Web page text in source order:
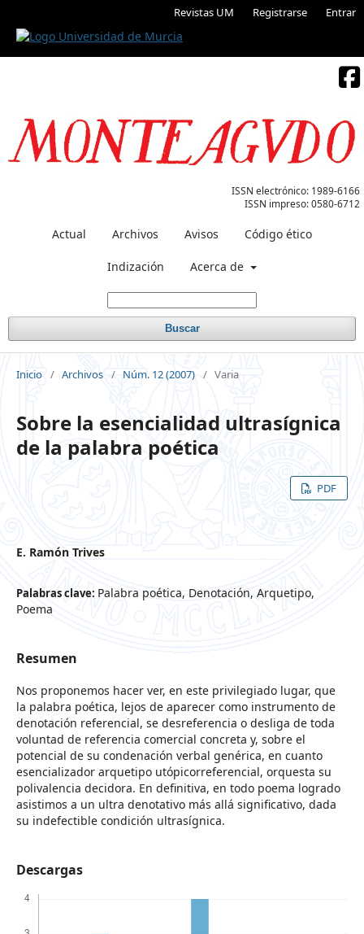
Revistas UM Registrarse Entrar
ISSN electrónico: 1989-6166
ISSN impreso:0580-6712
Actual Archivos Avisos Código ético
Indización Acerca de
Buscar
Inicio / Archivos / Núm. 12 (2007) / Varia
Sobre la esencialidad ultrasígnica
de la palabra poética
PDF
E. Ramón Trives
Palabras clave: Palabra poética, Denotación, Arquetipo,
Poema
Resumen
Nos proponemos hacer ver, en este privilegiado lugar, que
la palabra poética, lejos de aparecer como instrumento de
denotación referencial, se desreferencia o desliga de toda
voluntad de referencia comercial concreta y, sobre el
potencial de su condenación verbal genérica, en cuanto
esencializador arquetipo utópicorreferencial, orquesta su
polivalencia decidora. En definitiva, en todo poema logrado
asistimos a un ultra denotativo más allá significativo, dada
su indefectible condición ultrasígnica.
Descargas